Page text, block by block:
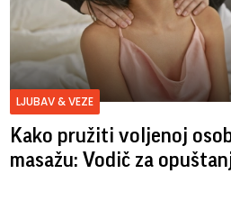
LJUBAV & VEZE
Kako pružiti voljenoj
masažu: Vodič za